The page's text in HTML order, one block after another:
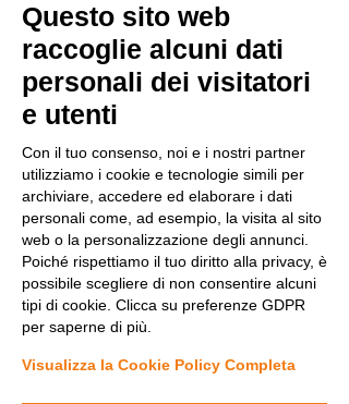
Questo sito web
raccoglie alcuni dati
personali dei visitatori
e utenti
Con il tuo consenso, noi e i nostri partner
utilizziamo i cookie e tecnologie simili per
archiviare, accedere ed elaborare i dati
personali come, ad esempio, la visita al sito
web o la personalizzazione degli annunci.
Poiché rispettiamo il tuo diritto alla privacy, è
possibile scegliere di non consentire alcuni
tipi di cookie. Clicca su preferenze GDPR
per saperne di più.
Visualizza la Cookie Policy Completa